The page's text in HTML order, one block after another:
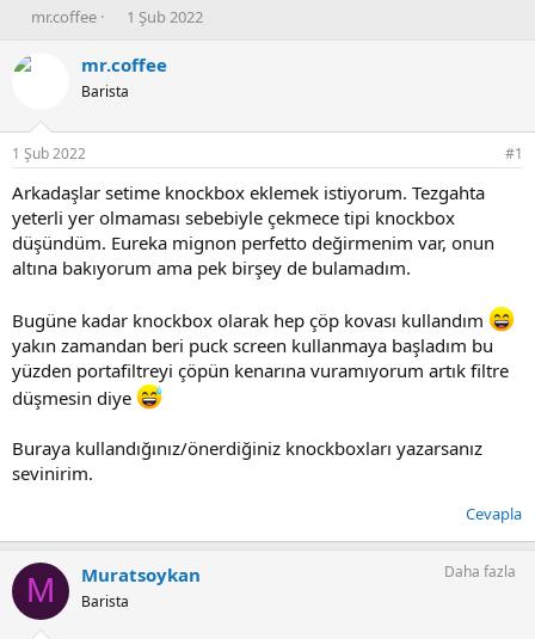
K
n
u
b
a
ş
l
a
t
a
mr.coffee
B
ş
a
ı
ç
a
r
i
i
1 Şub 2022
mr.coffee
Barista
1 Şub 2022 #1
Arkadaşlar setime knockbox eklemek istiyorum. Tezgahta
yeterli yer olmaması sebebiyle çekmece tipi knockbox
düşündüm. Eureka mignon perfetto değirmenim var, onun
altına bakıyorum ama pek birşey de bulamadım.
Bugüne kadar knockbox olarak hep çöp kovası kullandım
yakın zamandan beri puck screen kullanmaya başladım bu
yüzden portafiltreyi çöpün kenarına vuramıyorum artık filtre
düşmesin diye
Buraya kullandığınız/önerdiğiniz knockboxları yazarsanız
sevinirim.
Cevapla
M Muratsoykan
Barista
Daha fazla